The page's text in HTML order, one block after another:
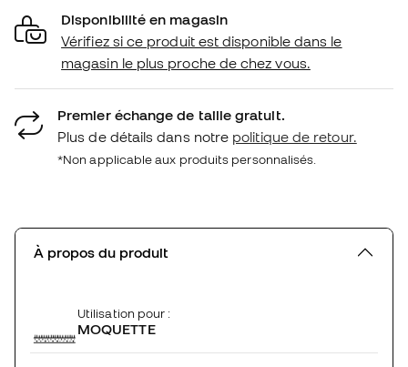
Disponibilité en magasin
Vérifiez si ce produit est disponible dans le
magasin le plus proche de chez vous.
Premier échange de taille gratuit.
Plus de détails dans notre politique de retour.
*Non applicable aux produits personnalisés.
À propos du produit
Utilisation pour :
MOQUETTE